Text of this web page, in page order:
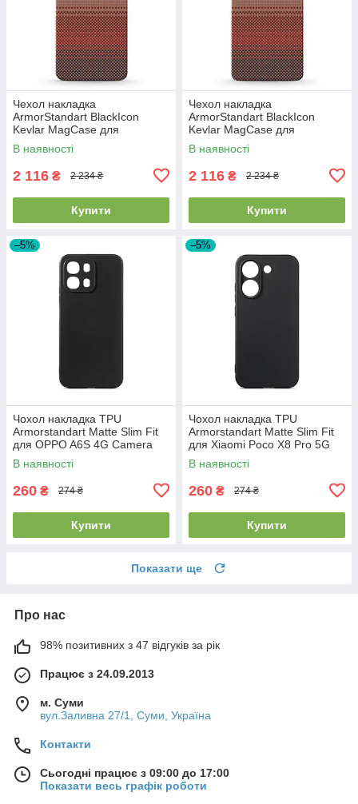
Чехол накладка
ArmorStandart BlackIcon
Kevlar MagCase для
Samsung S26 Sunset
(ARM90156)
В наявності
2 116 ₴ 2 234 ₴
Купити
Чехол накладка
ArmorStandart BlackIcon
Kevlar MagCase для
Samsung S26 Ultra Sunset
(ARM90158)
В наявності
2 116 ₴ 2 234 ₴
Купити
–5%
Чохол накладка TPU
Armorstandart Matte Slim Fit
для OPPO A6S 4G Camera
cover Black (ARM90347)
В наявності
260 ₴ 274 ₴
Купити
–5%
Чохол накладка TPU
Armorstandart Matte Slim Fit
для Xiaomi Poco X8 Pro 5G
Camera cover Black
(ARM90712)
В наявності
260 ₴ 274 ₴
Купити
Показати ще
Про нас
98% позитивних з 47 відгуків за рік
Працює з 24.09.2013
м. Суми
вул.Заливна 27/1, Суми, Україна
Контакти
Сьогодні працює з 09:00 до 17:00
Показати весь графік роботи